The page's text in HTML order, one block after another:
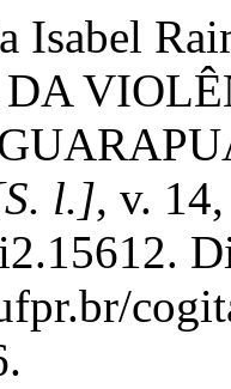
Isabel
l.], v.